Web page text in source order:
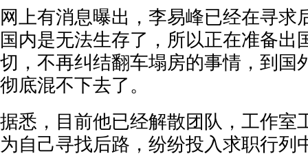
网上有消息曝出，李易峰已经在寻求
国内是无法生存了，所以正在准备出
切，不再纠结翻车塌房的事情，到国
彻底混不下去了。
据悉，目前他已经解散团队，工作室
为自己寻找后路，纷纷投入求职行列